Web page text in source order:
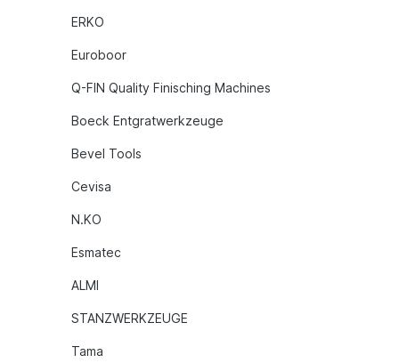
ERKO
Euroboor
Q-FIN Quality Finisching Machines
Boeck Entgratwerkzeuge
Bevel Tools
Cevisa
N.KO
Esmatec
ALMI
STANZWERKZEUGE
Tama